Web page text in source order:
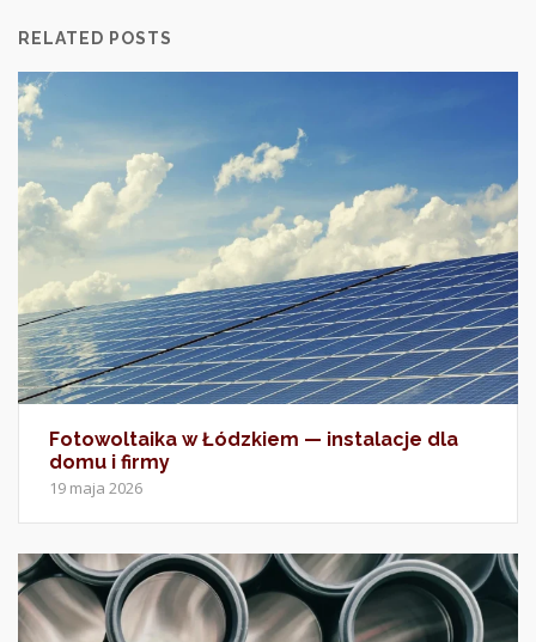
RELATED POSTS
Fotowoltaika w Łódzkiem — instalacje dla
domu i firmy
19 maja 2026